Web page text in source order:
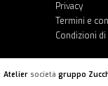
Privacy
Termini e
Condizioni di
Atelier società gruppo